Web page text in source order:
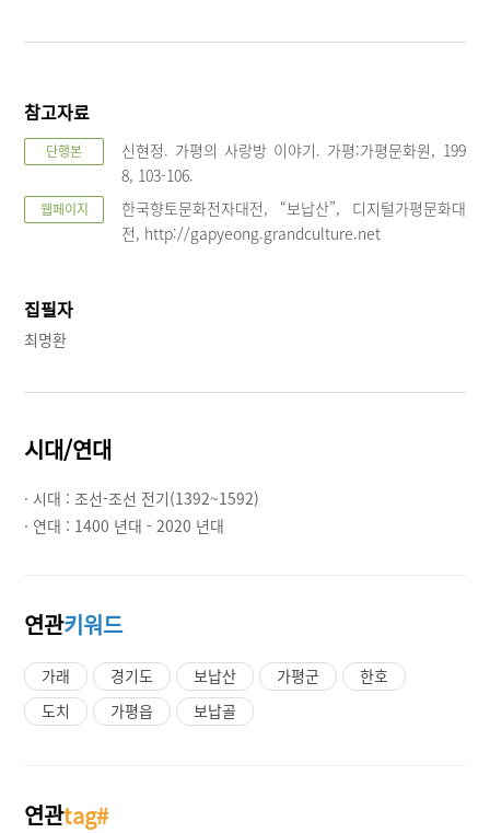
참고자료
단행본
신현정. 가평의 사랑방 이야기. 가평:가평문화원, 199
8, 103-106.
웹페이지
한국향토문화전자대전, “보납산”, 디지털가평문화대
전, http://gapyeong.grandculture.net
집필자
최명환
시대/연대
· 시대 : 조선-조선 전기(1392~1592)
· 연대 : 1400 년대 - 2020 년대
연관키워드
가래 경기도 보납산 가평군
한호
도치
가평읍 보납골
연관tag#